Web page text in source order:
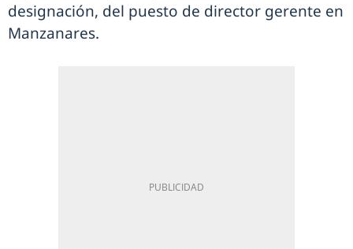
designación, del puesto de director gerente en
Manzanares.